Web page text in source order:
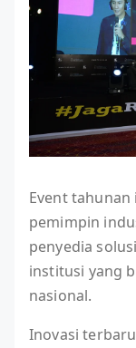
Event
pemimpin
penyedia
institusi yang
nasional.
Inovasi